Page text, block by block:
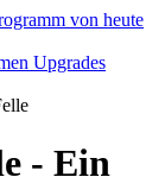
Upgrades
- Ein